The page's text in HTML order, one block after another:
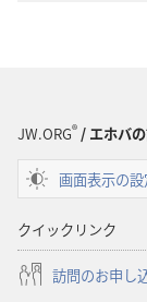
JW.ORG®/ エホバ
画面表示の
クイックリンク
訪問のお申し